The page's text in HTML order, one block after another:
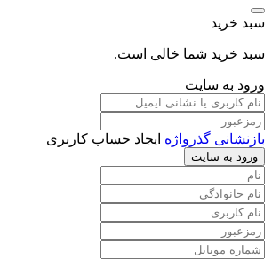
سبد خرید
سبد خرید شما خالی است.
ورود به سایت
بازنشانی گذرواژه ایجاد حساب کاربری
ورود به سایت